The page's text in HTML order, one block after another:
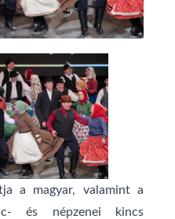
a magyar, valamint a
és népzenei kincs